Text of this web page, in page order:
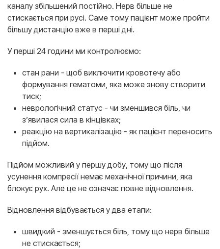
каналу збільшений постійно. Нерв більше не
стискається при русі. Саме тому пацієнт може пройти
більшу дистанцію вже в перші дні.
У перші 24 години ми контролюємо:
стан рани - щоб виключити кровотечу або
формування гематоми, яка може знову створити
тиск;
неврологічний статус - чи зменшився біль, чи
з’явилася сила в кінцівках;
реакцію на вертикалізацію - як пацієнт переносить
підйом.
Підйом можливий у першу добу, тому що після
усунення компресії немає механічної причини, яка
блокує рух. Але це не означає повне відновлення.
Відновлення відбувається у два етапи:
швидкий - зменшується біль, тому що нерв більше
не стискається;